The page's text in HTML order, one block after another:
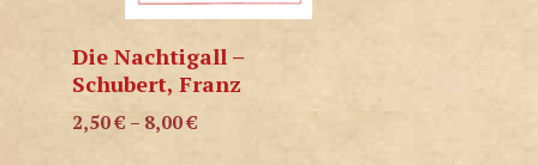
Die Nachtigall –
Schubert, Franz
2,50€ – 8,00€